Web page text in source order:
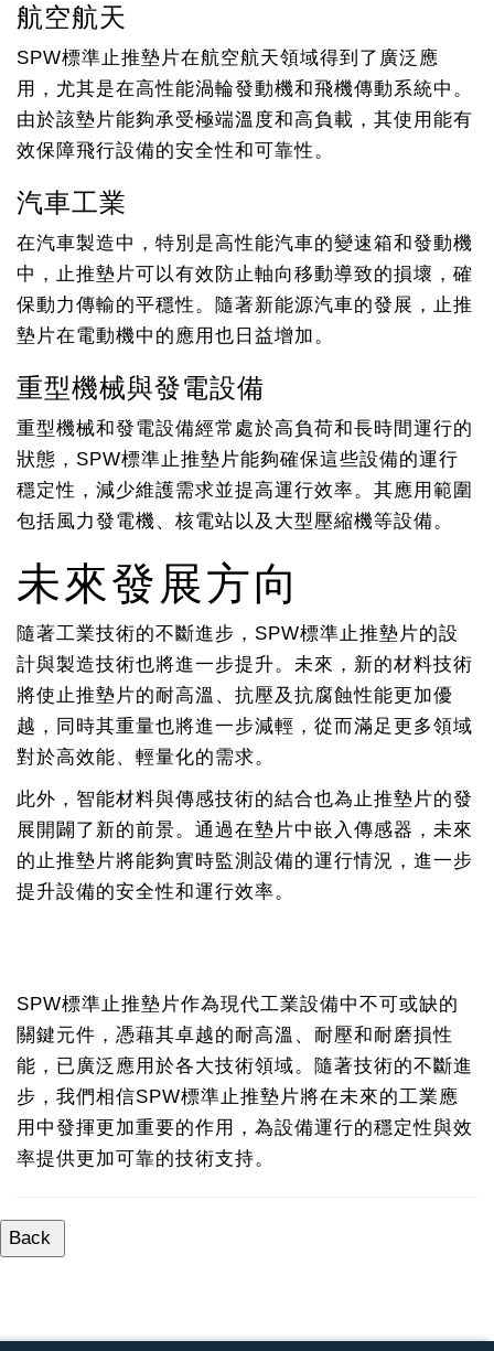
航空航天
SPW標準止推墊片在航空航天領域得到了廣泛應
用，尤其是在高性能渦輪發動機和飛機傳動系統中。
由於該墊片能夠承受極端溫度和高負載，其使用能有
效保障飛行設備的安全性和可靠性。
汽車工業
在汽車製造中，特別是高性能汽車的變速箱和發動機
中，止推墊片可以有效防止軸向移動導致的損壞，確
保動力傳輸的平穩性。隨著新能源汽車的發展，止推
墊片在電動機中的應用也日益增加。
重型機械與發電設備
重型機械和發電設備經常處於高負荷和長時間運行的
狀態，SPW標準止推墊片能夠確保這些設備的運行
穩定性，減少維護需求並提高運行效率。其應用範圍
包括風力發電機、核電站以及大型壓縮機等設備。
未來發展方向
隨著工業技術的不斷進步，SPW標準止推墊片的設
計與製造技術也將進一步提升。未來，新的材料技術
將使止推墊片的耐高溫、抗壓及抗腐蝕性能更加優
越，同時其重量也將進一步減輕，從而滿足更多領域
對於高效能、輕量化的需求。
此外，智能材料與傳感技術的結合也為止推墊片的發
展開闢了新的前景。通過在墊片中嵌入傳感器，未來
的止推墊片將能夠實時監測設備的運行情況，進一步
提升設備的安全性和運行效率。
SPW標準止推墊片作為現代工業設備中不可或缺的
關鍵元件，憑藉其卓越的耐高溫、耐壓和耐磨損性
能，已廣泛應用於各大技術領域。隨著技術的不斷進
步，我們相信SPW標準止推墊片將在未來的工業應
用中發揮更加重要的作用，為設備運行的穩定性與效
率提供更加可靠的技術支持。